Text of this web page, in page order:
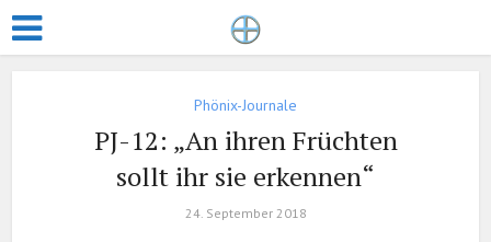
Phönix-Journale
PJ-12: „An ihren Früchten
sollt ihr sie erkennen“
24. September 2018